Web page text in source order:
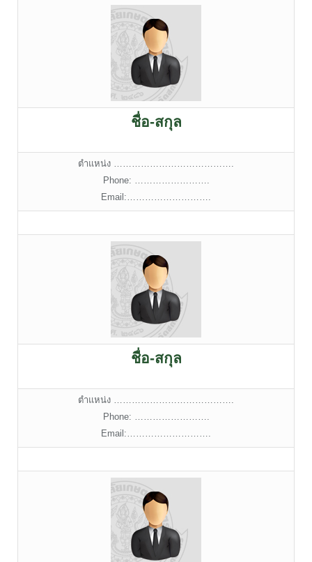
ชื่อ-สกุล
ตำแหน่ง ………………………………….
Phone: …………………….
Email:……………………….
ชื่อ-สกุล
ตำแหน่ง ………………………………….
Phone: …………………….
Email:……………………….